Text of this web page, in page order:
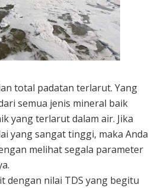
total padatan terlarut. Yang
semua jenis mineral baik
yang terlarut dalam air. Jika
yang sangat tinggi, maka Anda
melihat segala parameter
dengan nilai TDS yang begitu